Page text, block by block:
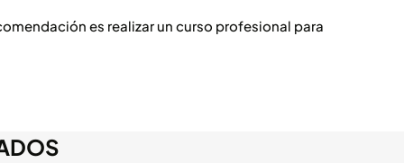
es realizar un curso profesional para